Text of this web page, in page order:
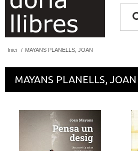
Inici / MAYANS PLANELLS, JOAN
MAYANS PLANELLS, JOAN